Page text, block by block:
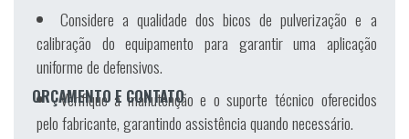
Considere a qualidade dos bicos de pulverização e a
calibração do equipamento para garantir uma aplicação
uniforme de defensivos.
Verifique a manutenção e o suporte técnico oferecidos
pelo fabricante, garantindo assistência quando necessário.
ORÇAMENTO E CONTATO